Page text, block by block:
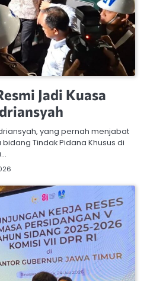
Jadi Kuasa
yang pernah menjabat
Tindak Pidana Khusus di